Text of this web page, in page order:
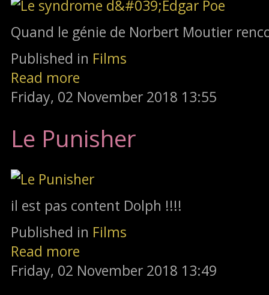
Quand le génie de Norbert Moutier
Published in Films
Read more
Friday, 02 November 2018 13:55
Le Punisher
il est pas content Dolph !!!!
Published in Films
Read more
Friday, 02 November 2018 13:49